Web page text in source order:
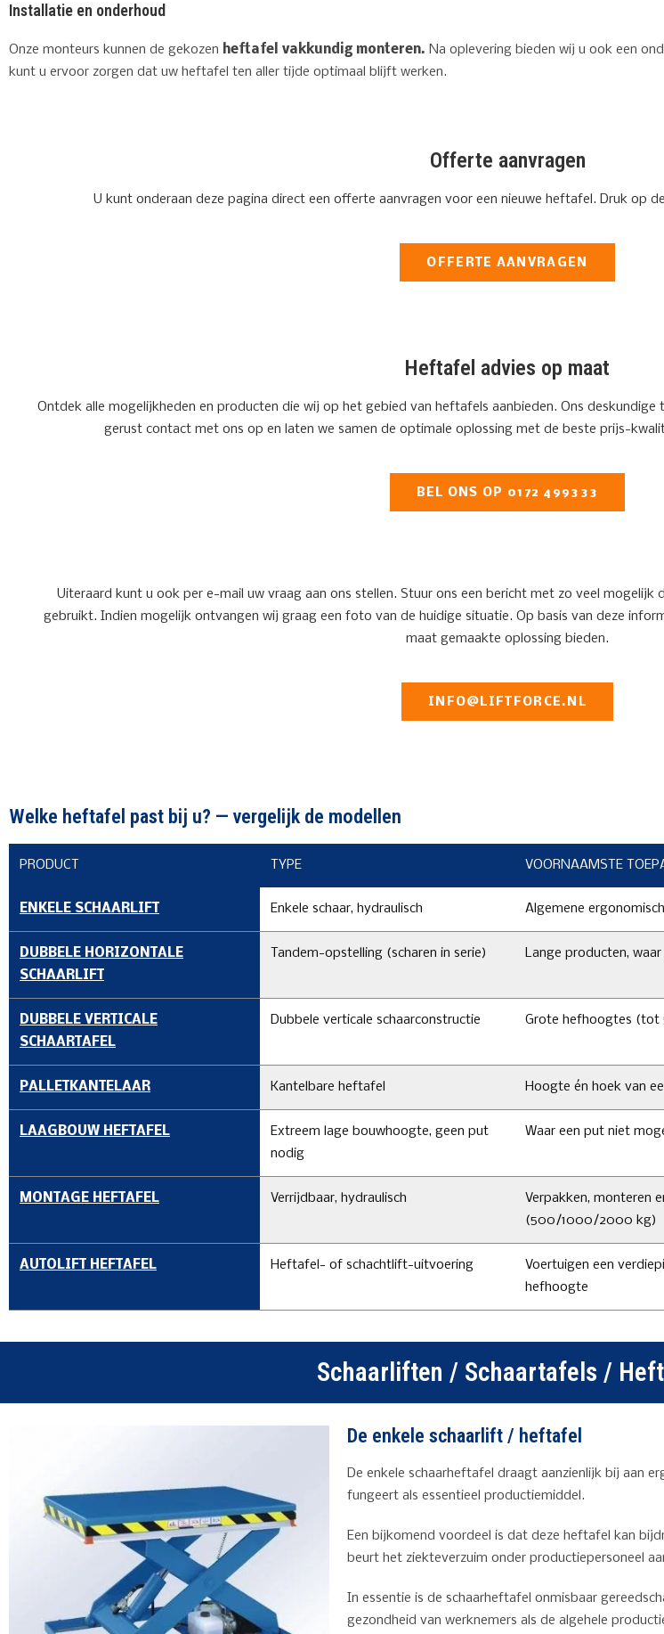
Installatie en onderhoud
Onze monteurs kunnen de gekozen heftafel vakkundig monteren. Na oplevering bieden wij u ook een
kunt u ervoor zorgen dat uw heftafel ten aller tijde optimaal blijft werken.
Offerte aanvragen
U kunt onderaan deze pagina direct een offerte aanvragen voor een nieuwe heftafel. Druk op
OFFERTE AANVRAGEN
Heftafel advies op maat
Ontdek alle mogelijkheden en producten die wij op het gebied van heftafels aanbieden. Ons
gerust contact met ons op en laten we samen de optimale oplossing met de beste prijs-
BEL ONS OP 0172 499333
Uiteraard kunt u ook per e-mail uw vraag aan ons stellen. Stuur ons een bericht met zo veel
gebruikt. Indien mogelijk ontvangen wij graag een foto van de huidige situatie. Op basis van deze
maat gemaakte oplossing bieden.
INFO@LIFTFORCE.NL
Welke heftafel past bij u? — vergelijk de modellen
PRODUCT TYPE VOORNAAMSTE
ENKELE SCHAARLIFT Enkele schaar, hydraulisch Algemene
DUBBELE HORIZONTALE
SCHAARLIFT
Tandem-opstelling (scharen in serie) Lange producten,
DUBBELE VERTICALE
SCHAARTAFEL
Dubbele verticale schaarconstructie Grote hefhoogtes
PALLETKANTELAAR Kantelbare heftafel Hoogte én hoek van
LAAGBOUW HEFTAFEL
Extreem lage bouwhoogte, geen put
nodig
Waar een put niet
MONTAGE HEFTAFEL Verrijdbaar, hydraulisch
Verpakken, monteren
(500/1000/2000 kg)
AUTOLIFT HEFTAFEL Heftafel- of schachtlift-uitvoering
Voertuigen een
hefhoogte
Schaarliften / Schaartafels /
De enkele schaarlift / heftafel
De enkele schaarheftafel draagt aanzienlijk bij aan
fungeert als essentieel productiemiddel.
Een bijkomend voordeel is dat deze heftafel kan
beurt het ziekteverzuim onder productiepersoneel
In essentie is de schaarheftafel onmisbaar
gezondheid van werknemers als de algehele